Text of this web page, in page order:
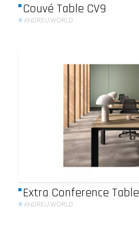
Couvé Table CV9
#ANDREU WORLD
Extra Conference Table
#ANDREU WORLD